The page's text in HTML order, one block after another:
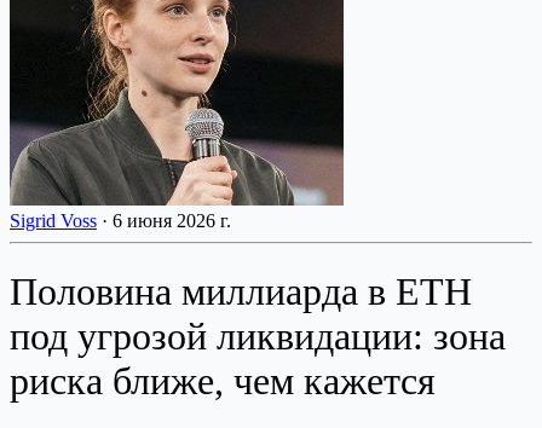
Sigrid Voss · 6 июня 2026 г.
Половина миллиарда в ETH
под угрозой ликвидации: зона
риска ближе, чем кажется